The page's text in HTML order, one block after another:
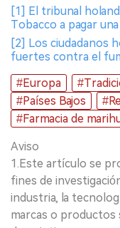
[1] El tribunal
Tobacco a pagar
[2] Los ciudadanos
fuertes contra el
#Europa
#Países Bajos
#Farmacia de
Aviso
1.Este artículo se
fines de
industria, la
marcas o productos